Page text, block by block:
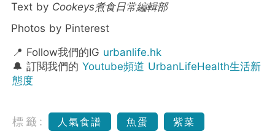
Text by Cookeys煮食日常編輯部
Photos by Pinterest
📍 Follow我們的IG urbanlife.hk
🔔 訂閱我們的 Youtube頻道 UrbanLifeHealth生活新
態度
標籤: 人氣食譜 魚蛋
紫菜